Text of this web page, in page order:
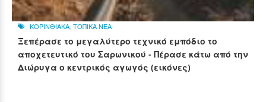
ΚΟΡΙΝΘΙΑΚΑ ΤΟΠΙΚΑ ΝΕΑ
Ξεπέρασε το μεγαλύτερο τεχνικό εμπόδιο το
αποχετευτικό του Σαρωνικού - Πέρασε κάτω από την
Διώρυγα ο κεντρικός αγωγός (εικόνες)